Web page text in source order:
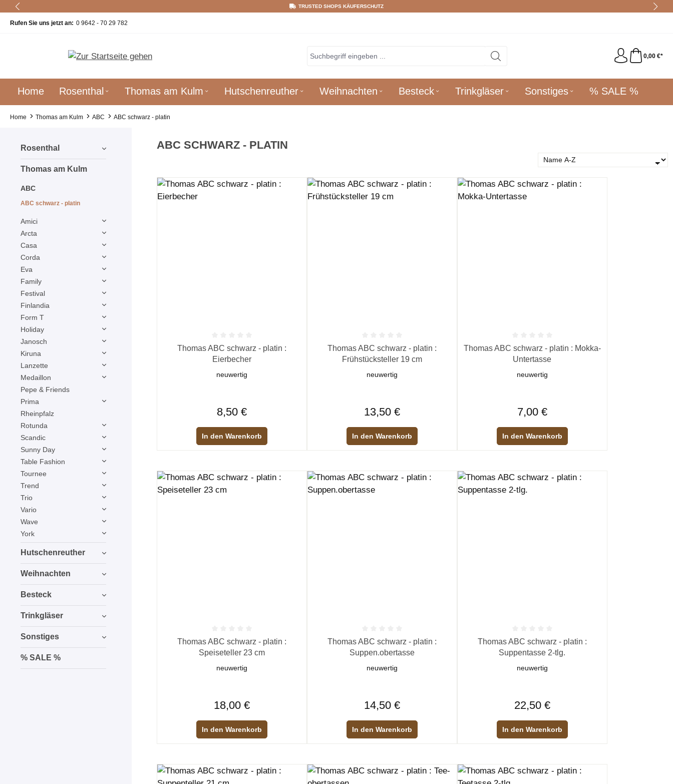
Hauptinhalt springen
Zur Suche springen
Zur Hauptnavigation springen TRUSTED SHOPS KÄUFERSCHUTZ
Rufen Sie uns jetzt an: 0 9642 - 70 29 782
0,00 €*
Home Rosenthal Thomas am Kulm Hutschenreuther Weihnachten Besteck Trinkgläser Sonstiges % SALE %
Home Thomas am Kulm ABC ABC schwarz - platin
Rosenthal
Thomas am Kulm
ABC
ABC schwarz - platin
Amici
Arcta
Casa
Corda
Eva
Family
Festival
Finlandia
Form T
Holiday
Janosch
Kiruna
Lanzette
Medaillon
Pepe & Friends
Prima
Rheinpfalz
Rotunda
Scandic
Sunny Day
Table Fashion
Tournee
Trend
Trio
Vario
Wave
York
Hutschenreuther
Weihnachten
Besteck
Trinkgläser
Sonstiges
% SALE %
ABC SCHWARZ - PLATIN
Durchschnittliche Bewertung von 0 von 5 Sternen
Thomas ABC schwarz - platin :
Eierbecher
neuwertig
8,50 €
In den Warenkorb
Durchschnittliche Bewertung von 0 von 5 Sternen
Thomas ABC schwarz - platin :
Frühstücksteller 19 cm
neuwertig
13,50 €
In den Warenkorb
Durchschnittliche Bewertung von 0 von 5 Sternen
Thomas ABC schwarz - platin : Mokka-
Untertasse
neuwertig
7,00 €
In den Warenkorb
Durchschnittliche Bewertung von 0 von 5 Sternen
Thomas ABC schwarz - platin :
Speiseteller 23 cm
neuwertig
18,00 €
In den Warenkorb
Durchschnittliche Bewertung von 0 von 5 Sternen
Thomas ABC schwarz - platin :
Suppen.obertasse
neuwertig
14,50 €
In den Warenkorb
Durchschnittliche Bewertung von 0 von 5 Sternen
Thomas ABC schwarz - platin :
Suppentasse 2-tlg.
neuwertig
22,50 €
In den Warenkorb